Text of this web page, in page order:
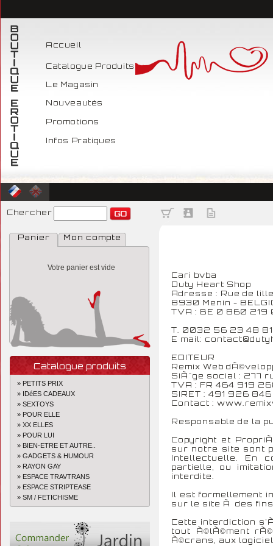
Accueil
Catalogue Produits
Le Magasin
Nouveautés
Promotions
Infos Pratiques
Chercher
Panier Mon compte
Votre panier est vide
Catalogue produits
» PETITS PRIX
» IDéES CADEAUX
» SEXTOYS
» POUR ELLE
» XX ELLES
» POUR LUI
» BIEN-ETRE ET AUTRE..
» GADGETS & HUMOUR
» RAYON GAY
» ESPACE TRAVTRANS
» ESPACE STRIPTEASE
» SM / FETICHISME
Cari bvba
Duty Heart Shop
Adresse : Rue de
8930 Menin -
TVA : BE 0 860 219
T. 0032 56 23 48 81
E mail:
EDITEUR
Remix Web
SiÃ¨ge social : 277
TVA : FR 464 919
SIRET : 491 926
Contact :
Responsable de la
Copyright et
sur notre site sont
Intellectuelle. En
partielle, ou
interdite.
Il est formellement
sur le site Ã des
Cette interdiction
tout Ã©lÃ©ment
Ã©crans, aux